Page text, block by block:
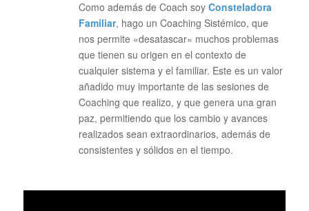
Como además de Coach soy Consteladora
Familiar, hago un Coaching Sistémico, que
nos permite «desatascar» muchos problemas
que tienen su origen en el contexto de
cualquier sistema y el familiar. Este es un valor
añadido muy importante de las sesiones de
Coaching que realizo, y que genera una gran
paz, permitiendo que los cambio y avances
realizados sean extraordinarios, además de
consistentes y sólidos en el tiempo.